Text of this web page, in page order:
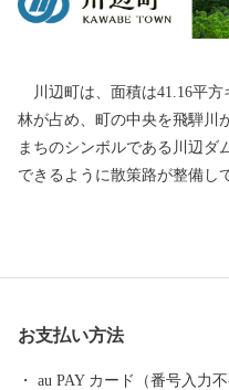
川辺町は、面積は41.16平方
林が占め、町の中央を飛騨川
まちのシンボルである川辺ダ
できるように散策路が整備し
照らす景色、冬景色、春の芝
多くの特産品があります。ま
お支払い方法
au PAY カード（番号入力不